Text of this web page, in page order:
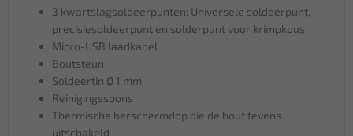
3 kwartslagsoldeerpunten: Universele soldeerpunt,
precisiesoldeerpunt en solderpunt voor krimpkous
Micro-USB laadkabel
Boutsteun
Soldeertin Ø 1 mm
Reinigingsspons
Thermische berschermdop die de bout tevens
uitschakeld